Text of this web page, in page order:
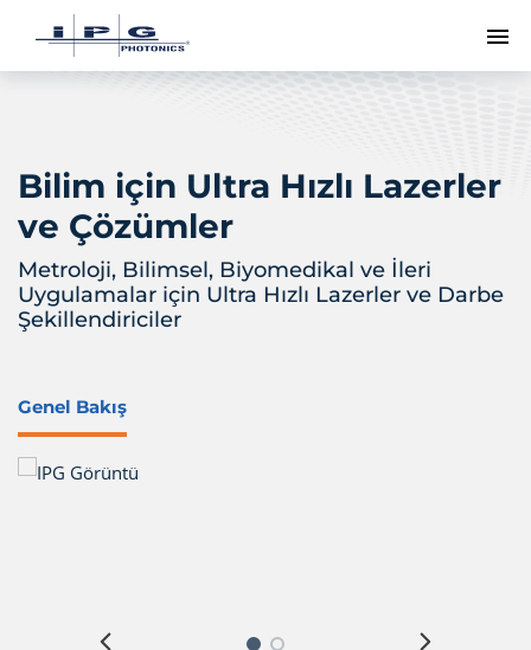
Bilim için Ultra Hızlı Lazerler
ve Çözümler
Metroloji, Bilimsel, Biyomedikal ve İleri
Uygulamalar için Ultra Hızlı Lazerler ve Darbe
Şekillendiriciler
Genel Bakış